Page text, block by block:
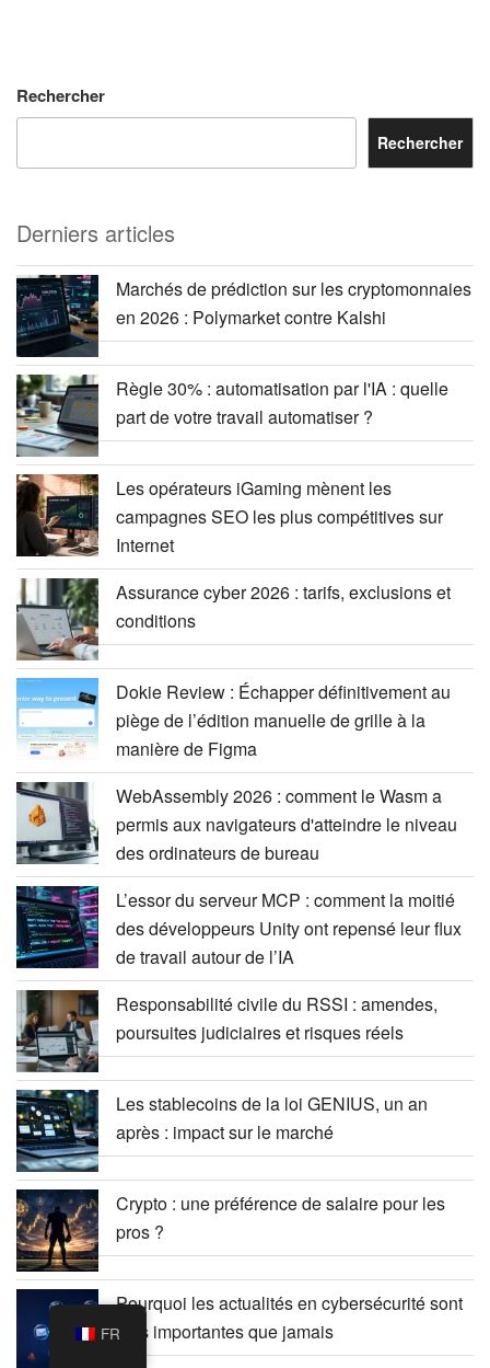
Rechercher
Rechercher
Derniers articles
Marchés de prédiction sur les cryptomonnaies
en 2026 : Polymarket contre Kalshi
Règle 30% : automatisation par l'IA : quelle
part de votre travail automatiser ?
Les opérateurs iGaming mènent les
campagnes SEO les plus compétitives sur
Internet
Assurance cyber 2026 : tarifs, exclusions et
conditions
Dokie Review : Échapper définitivement au
piège de l’édition manuelle de grille à la
manière de Figma
WebAssembly 2026 : comment le Wasm a
permis aux navigateurs d'atteindre le niveau
des ordinateurs de bureau
L’essor du serveur MCP : comment la moitié
des développeurs Unity ont repensé leur flux
de travail autour de l’IA
Responsabilité civile du RSSI : amendes,
poursuites judiciaires et risques réels
Les stablecoins de la loi GENIUS, un an
après : impact sur le marché
Crypto : une préférence de salaire pour les
pros ?
Pourquoi les actualités en cybersécurité sont
plus importantes que jamais
FR